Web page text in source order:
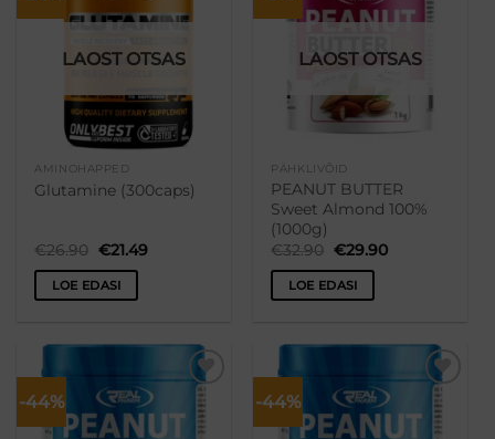
Valikuid
saab
tootelehel.
soovikorvi
LAOST OTSAS
AMINOHAPPED
Glutamine (300caps)
€26.90 Algne
oli:
€26.90.
€21.49Praegune
LOE EDASI
soovikorvi
LAOST OTSAS
PÄHKLIVÕID
PEANUT BUTTER
Sweet Almond 100%
(1000g)
€32.90 Algne
oli:
€32.90.
€29.90Praegune
LOE EDASI
-44%
soovikorvi
-44%
soovikorvi